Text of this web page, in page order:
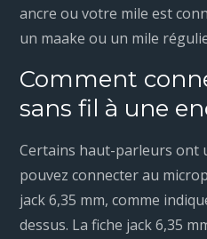
ancre ou votre mile est
un maake ou un mile
Comment
sans fil à une
Certains haut-parleurs ont
pouvez connecter au
jack 6,35 mm, comme
dessus. La fiche jack 6,35